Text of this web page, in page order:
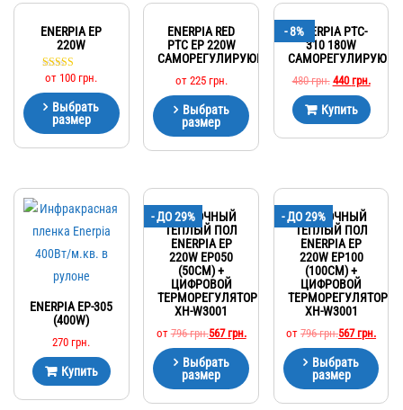
ENERPIA EP
220W
Оценка
из 5
от 100 грн.
Выбрать
размер
ENERPIA RED
PTC EP 220W
САМОРЕГУЛИРУЮЩАЯ
от 225 грн.
Выбрать
размер
- 8%ENERPIA PTC-
310 180W
480грн. 440 грн.
Купить
ENERPIA EP-305
(400W)
270 грн.
Купить
- ДО 29%
ПЛЕНОЧНЫЙ
ТЕПЛЫЙ ПОЛ
ENERPIA EP
220W EP050
(50СМ) +
ЦИФРОВОЙ
ТЕРМОРЕГУЛЯТОР
XH-W3001
от796грн.567 грн.
Выбрать
размер
- ДО 29%
ПЛЕНОЧНЫЙ
ТЕПЛЫЙ ПОЛ
ENERPIA EP
220W EP100
(100СМ) +
ЦИФРОВОЙ
ТЕРМОРЕГУЛЯТОР
XH-W3001
от796грн.567 грн.
Выбрать
размер